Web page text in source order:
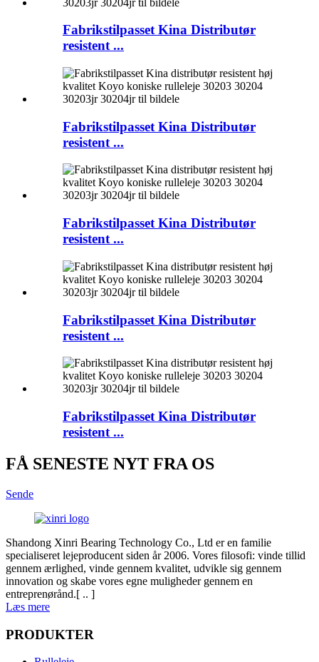
Fabrikstilpasset Kina Distributør
resistent ...
Fabrikstilpasset Kina Distributør
resistent ...
Fabrikstilpasset Kina Distributør
resistent ...
Fabrikstilpasset Kina Distributør
resistent ...
Fabrikstilpasset Kina Distributør
resistent ...
FÅ SENESTE NYT FRA OS
Sende
Shandong Xinri Bearing Technology Co., Ltd er en familie
specialiseret lejeproducent siden år 2006. Vores filosofi: vinde tillid
gennem ærlighed, vinde gennem kvalitet, udvikle sig gennem
innovation og skabe vores egne muligheder gennem en
entreprenørånd.[ .. ]
Læs mere
PRODUKTER